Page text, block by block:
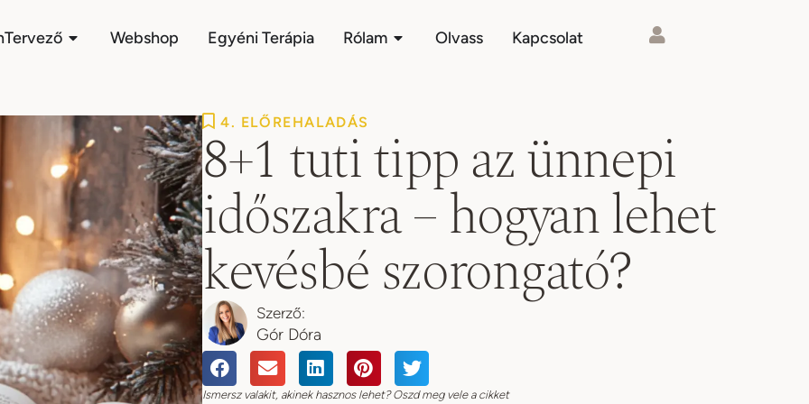
Webshop Egyéni Terápia Rólam Olvass Kapcsolat
4. ELŐREHALADÁS
8+1 tuti tipp az ünnepi
időszakra – hogyan lehet
kevésbé szorongató?
Gór Dóra
Ismersz valakit, akinek hasznos lehet? Oszd meg vele a cikket